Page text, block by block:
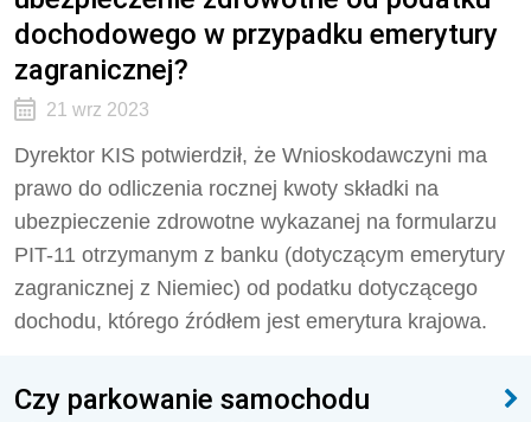
dochodowego w przypadku emerytury
zagranicznej?
21 wrz 2023
Dyrektor KIS potwierdził, że Wnioskodawczyni ma
prawo do odliczenia rocznej kwoty składki na
ubezpieczenie zdrowotne wykazanej na formularzu
PIT-11 otrzymanym z banku (dotyczącym emerytury
zagranicznej z Niemiec) od podatku dotyczącego
dochodu, którego źródłem jest emerytura krajowa.
Czy parkowanie samochodu